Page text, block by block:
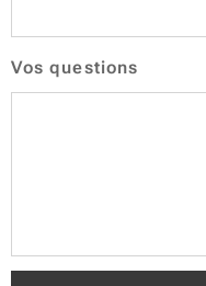
Vos questions